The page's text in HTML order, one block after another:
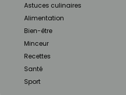
Astuces culinaires
Alimentation
Bien-être
Minceur
Recettes
Santé
Sport